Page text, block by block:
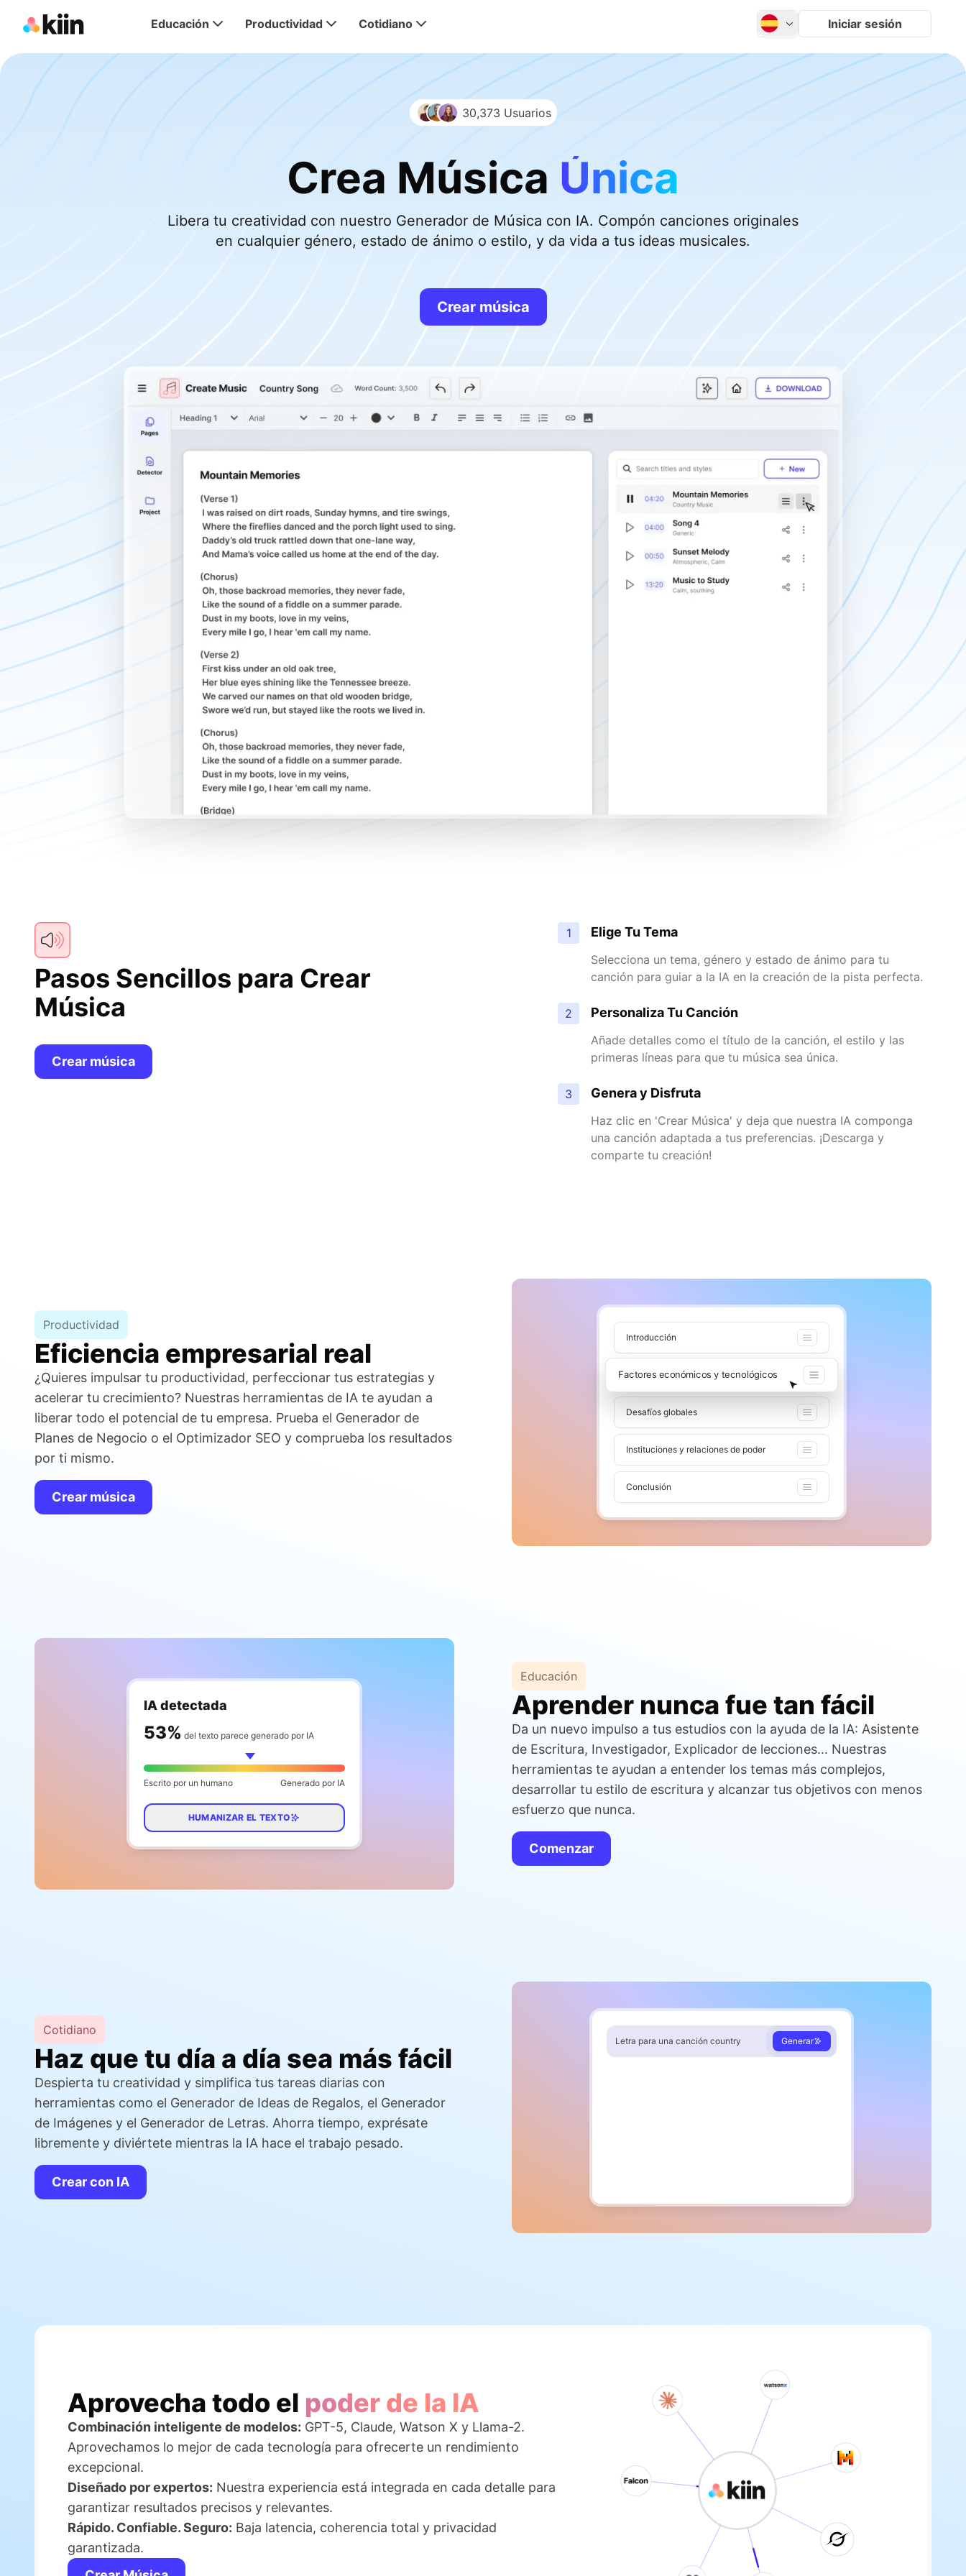
Educación Productividad Cotidiano Iniciar sesión
30,373 Usuarios
Crea Música Única
Libera tu creatividad con nuestro Generador de Música con IA. Compón canciones originales
en cualquier género, estado de ánimo o estilo, y da vida a tus ideas musicales.
Crear música
Pasos Sencillos para Crear
Música
Crear música
1 Elige Tu Tema
Selecciona un tema, género y estado de ánimo para tu
canción para guiar a la IA en la creación de la pista perfecta.
2 Personaliza Tu Canción
Añade detalles como el título de la canción, el estilo y las
primeras líneas para que tu música sea única.
3 Genera y Disfruta
Haz clic en 'Crear Música' y deja que nuestra IA componga
una canción adaptada a tus preferencias. ¡Descarga y
comparte tu creación!
Productividad
Eficiencia empresarial real
¿Quieres impulsar tu productividad, perfeccionar tus estrategias y
acelerar tu crecimiento? Nuestras herramientas de IA te ayudan a
liberar todo el potencial de tu empresa. Prueba el Generador de
Planes de Negocio o el Optimizador SEO y comprueba los resultados
por ti mismo.
Crear música
Introducción
Desafíos globales
Instituciones y relaciones de poder
Factores económicos y tecnológicos
Conclusión
Educación
Aprender nunca fue tan fácil
Da un nuevo impulso a tus estudios con la ayuda de la IA: Asistente
de Escritura, Investigador, Explicador de lecciones... Nuestras
herramientas te ayudan a entender los temas más complejos,
desarrollar tu estilo de escritura y alcanzar tus objetivos con menos
esfuerzo que nunca.
Comenzar
IA detectada
65% del texto parece generado por IA
Escrito por un humano Generado por IA
HUMANIZAR EL TEXTO
Cotidiano
Haz que tu día a día sea más fácil
Despierta tu creatividad y simplifica tus tareas diarias con
herramientas como el Generador de Ideas de Regalos, el Generador
de Imágenes y el Generador de Letras. Ahorra tiempo, exprésate
libremente y diviértete mientras la IA hace el trabajo pesado.
Crear con IA
Letra para una canción country Generar
Aprovecha todo el poder de la IA
Combinación inteligente de modelos: GPT-5, Claude, Watson X y Llama-2.
Aprovechamos lo mejor de cada tecnología para ofrecerte un rendimiento
excepcional.
Diseñado por expertos: Nuestra experiencia está integrada en cada detalle para
garantizar resultados precisos y relevantes.
Rápido. Confiable. Seguro: Baja latencia, coherencia total y privacidad
garantizada.